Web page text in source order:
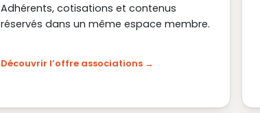
Adhérents, cotisations et contenus
réservés dans un même espace membre.
Découvrir l’offre associations